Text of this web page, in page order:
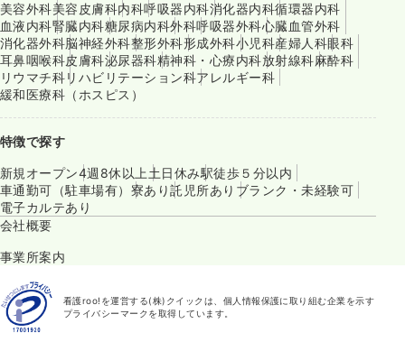
美容外科美容皮膚科内科呼吸器内科消化器内科循環器内科
血液内科腎臓内科糖尿病内科外科呼吸器外科心臓血管外科
消化器外科脳神経外科整形外科形成外科小児科産婦人科眼科
耳鼻咽喉科皮膚科泌尿器科精神科・心療内科放射線科麻酔科
リウマチ科リハビリテーション科アレルギー科
緩和医療科（ホスピス）
特徴で探す
新規オープン4週8休以上 土日休み駅徒歩５分以内
車通勤可（駐車場有） 寮あり託児所あり ブランク・未経験可
電子カルテあり
会社概要
事業所案内
看護roo!を運営する(株)クイックは、個人情報保護に取り組む企業を示す
プライバシーマークを取得しています。